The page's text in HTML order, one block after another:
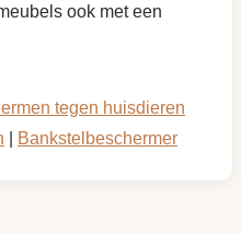
ook met een
tegen huisdieren
Bankstelbeschermer